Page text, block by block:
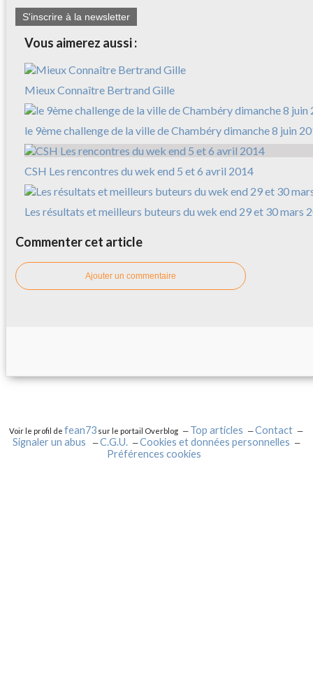
S'inscrire à la newsletter
Vous aimerez aussi :
Mieux Connaître Bertrand Gille
le 9ème challenge de la ville de Chambéry dimanche 8 juin
CSH Les rencontres du wek end 5 et 6 avril 2014
Les résultats et meilleurs buteurs du wek end 29 et 30 mars
Commenter cet article
Ajouter un commentaire
Voir le profil defean73 sur le portail Overblog Top articles
Contact
Signaler un abus
C.G.U.
Cookies et données personnelles
Préférences cookies